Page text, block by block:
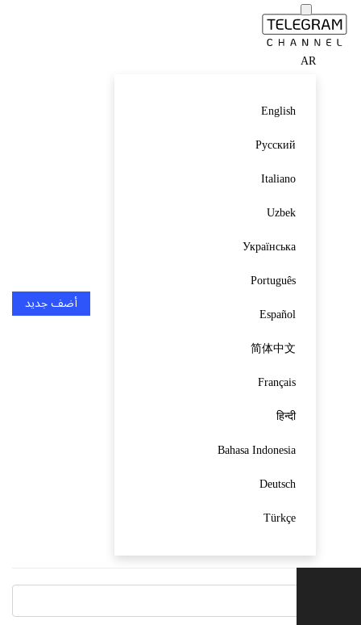
English
Русский
Italiano
Українська
Português
Español
简体中文
Français
Bahasa Indonesia
Deutsch
أضف جديد